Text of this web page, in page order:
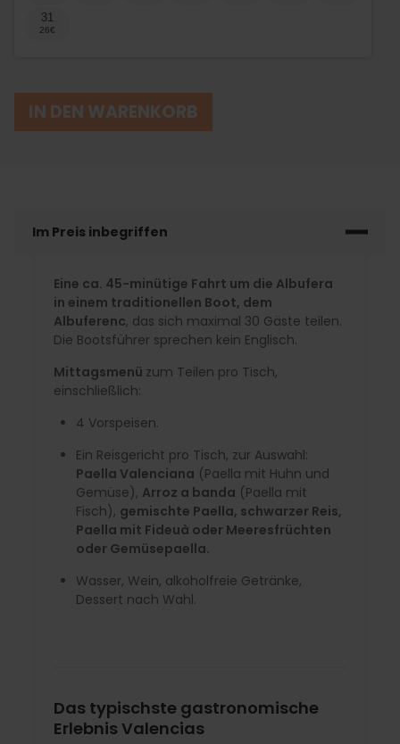
31
IN DEN WARENKORB
Im Preis inbegriffen
Eine ca. 45-minütige Fahrt um die Albufera
in einem traditionellen Boot, dem
Albuferenc, das sich maximal 30 Gäste teilen.
Die Bootsführer sprechen kein Englisch.
Mittagsmenü zum Teilen pro Tisch,
einschließlich:
4 Vorspeisen.
Ein Reisgericht pro Tisch, zur Auswahl:
Paella Valenciana (Paella mit Huhn und
Gemüse), Arroz a banda (Paella mit
Fisch), gemischte Paella, schwarzer Reis,
Paella mit Fideuà oder Meeresfrüchten
oder Gemüsepaella.
Wasser, Wein, alkoholfreie Getränke,
Dessert nach Wahl.
Das typischste gastronomische
Erlebnis Valencias